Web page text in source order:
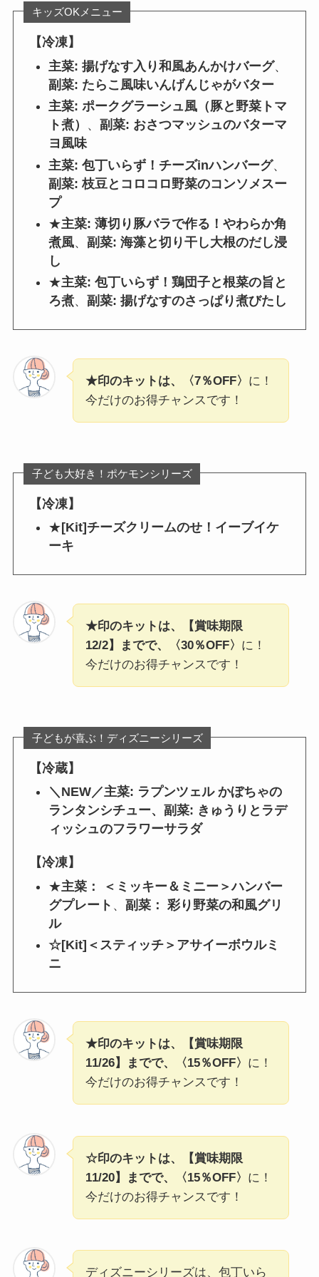
キッズOKメニュー
【冷凍】
主菜: 揚げなす入り和風あんかけバーグ、
副菜: たらこ風味いんげんじゃがバター
主菜: ポークグラーシュ風（豚と野菜トマ
ト煮） 、副菜: おさつマッシュのバターマ
ヨ風味
主菜: 包丁いらず！チーズinハンバーグ、
副菜: 枝豆とコロコロ野菜のコンソメスー
プ
★主菜: 薄切り豚バラで作る！やわらか角
煮風、副菜: 海藻と切り干し大根のだし浸
し
★主菜: 包丁いらず！鶏団子と根菜の旨と
ろ煮、副菜: 揚げなすのさっぱり煮びたし
★印のキットは、〈7％OFF〉 に！
今だけのお得チャンスです！
子ども大好き！ポケモンシリーズ
【冷凍】
★ [Kit]チーズクリームのせ！イーブイケ
ーキ
★印のキットは、【賞味期限
12/2】までで、〈30％OFF〉 に！
今だけのお得チャンスです！
子どもが喜ぶ！ディズニーシリーズ
【冷蔵】
＼NEW／主菜: ラプンツェル かぼちゃの
ランタンシチュー、副菜: きゅうりとラデ
ィッシュのフラワーサラダ
【冷凍】
★主菜： ＜ミッキー＆ミニー＞ハンバー
グプレート 、副菜： 彩り野菜の和風グリ
ル
☆[Kit]＜スティッチ＞アサイーボウルミ
ニ
★印のキットは、【賞味期限
11/26】までで、〈15％OFF〉 に！
今だけのお得チャンスです！
☆印のキットは、【賞味期限
11/20】までで、〈15％OFF〉 に！
今だけのお得チャンスです！
ディズニーシリーズは、包丁いら